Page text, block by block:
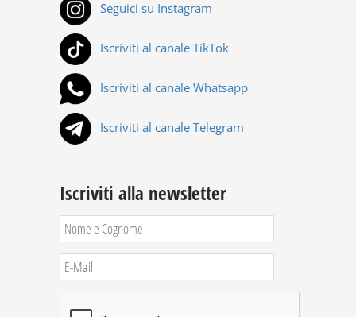
Seguici su Instagram
Iscriviti al canale TikTok
Iscriviti al canale Whatsapp
Iscriviti al canale Telegram
Iscriviti alla newsletter